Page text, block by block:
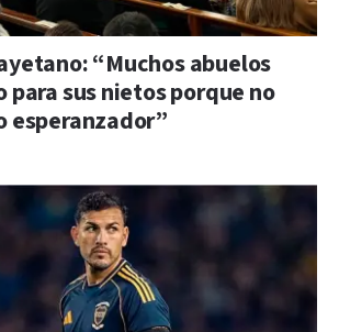
“Muchos abuelos
para sus nietos porque no
esperanzador”